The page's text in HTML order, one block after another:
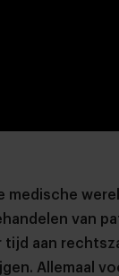
medische
van
tijd aan
Allemaal